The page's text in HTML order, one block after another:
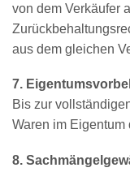
von dem Verkäufer
aus dem gleichen
7.
Bis zur
Waren im Eigentum
8.